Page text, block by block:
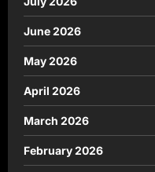
June 2026
May 2026
April 2026
March 2026
February 2026